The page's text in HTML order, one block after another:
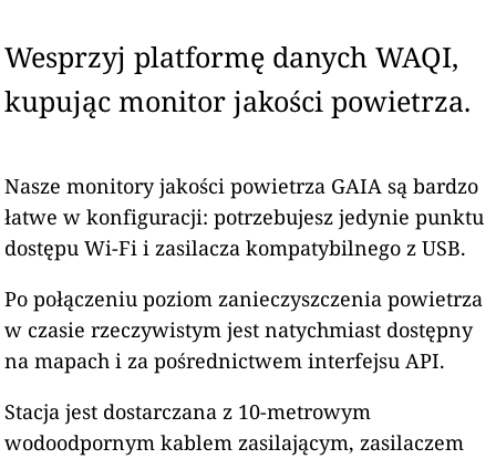
Wesprzyj platformę danych WAQI,
kupując monitor jakości powietrza.
Nasze monitory jakości powietrza GAIA są bardzo
łatwe w konfiguracji: potrzebujesz jedynie punktu
dostępu Wi-Fi i zasilacza kompatybilnego z USB.
Po połączeniu poziom zanieczyszczenia powietrza
w czasie rzeczywistym jest natychmiast dostępny
na mapach i za pośrednictwem interfejsu API.
Stacja jest dostarczana z 10-metrowym
wodoodpornym kablem zasilającym, zasilaczem